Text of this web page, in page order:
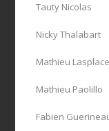
Tauty Nicolas
Nicky Thalabart
Mathieu
Mathieu Paolillo
Fabien